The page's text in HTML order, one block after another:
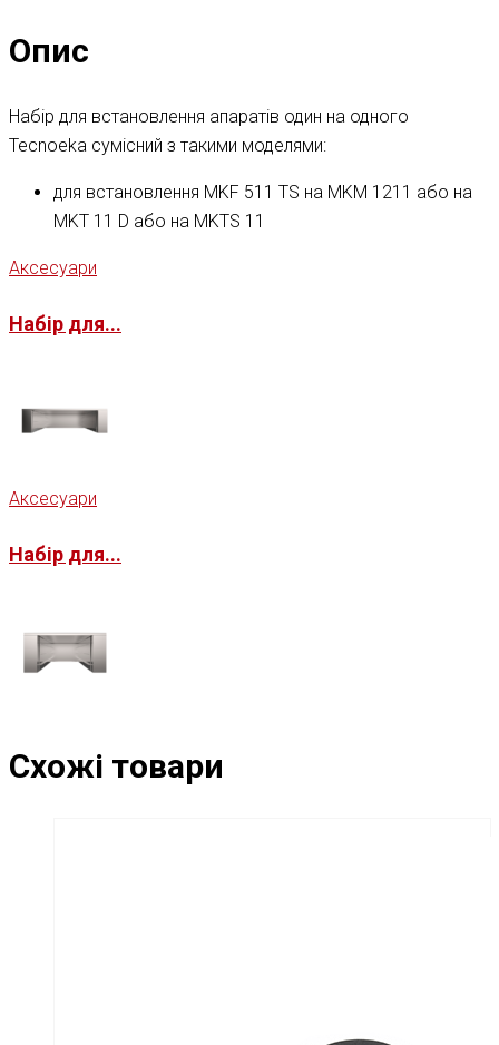
Опис
Набір для встановлення апаратів один на одного
Tecnoeka сумісний з такими моделями:
для встановлення MKF 511 TS на MKM 1211 або на
MKT 11 D або на MKTS 11
Аксесуари
Набір для...
Аксесуари
Набір для...
Схожі товари